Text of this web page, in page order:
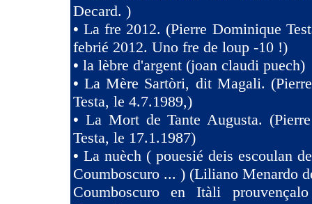
Decard. )
•La fre 2012. (Pierre Dominique
febrié 2012. Uno fre de loup -10 !)
• la lèbre d'argent (joan claudi puech)
•La Mère Sartòri, dit Magali.
Testa, le 4.7.1989,)
• La Mort de Tante Augusta.
Testa, le 17.1.1987)
• La nuèch ( pouesié deis escoulan
Coumboscuro ... ) (Liliano Menardo
Coumboscuro en Itàli